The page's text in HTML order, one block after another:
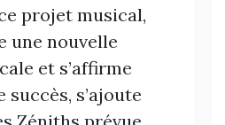
projet musical,
une nouvelle
et s’affirme
succès, s’ajoute